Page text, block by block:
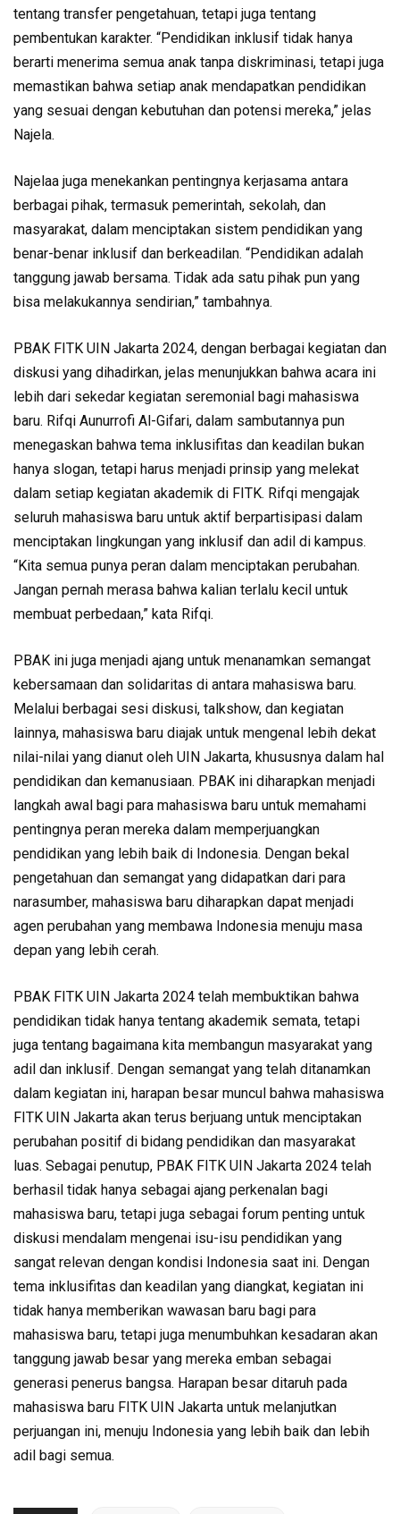
tentang transfer pengetahuan, tetapi juga tentang
pembentukan karakter. “Pendidikan inklusif tidak hanya
berarti menerima semua anak tanpa diskriminasi, tetapi juga
memastikan bahwa setiap anak mendapatkan pendidikan
yang sesuai dengan kebutuhan dan potensi mereka,” jelas
Najela.
Najelaa juga menekankan pentingnya kerjasama antara
berbagai pihak, termasuk pemerintah, sekolah, dan
masyarakat, dalam menciptakan sistem pendidikan yang
benar-benar inklusif dan berkeadilan. “Pendidikan adalah
tanggung jawab bersama. Tidak ada satu pihak pun yang
bisa melakukannya sendirian,” tambahnya.
PBAK FITK UIN Jakarta 2024, dengan berbagai kegiatan dan
diskusi yang dihadirkan, jelas menunjukkan bahwa acara ini
lebih dari sekedar kegiatan seremonial bagi mahasiswa
baru. Rifqi Aunurrofi Al-Gifari, dalam sambutannya pun
menegaskan bahwa tema inklusifitas dan keadilan bukan
hanya slogan, tetapi harus menjadi prinsip yang melekat
dalam setiap kegiatan akademik di FITK. Rifqi mengajak
seluruh mahasiswa baru untuk aktif berpartisipasi dalam
menciptakan lingkungan yang inklusif dan adil di kampus.
“Kita semua punya peran dalam menciptakan perubahan.
Jangan pernah merasa bahwa kalian terlalu kecil untuk
membuat perbedaan,” kata Rifqi.
PBAK ini juga menjadi ajang untuk menanamkan semangat
kebersamaan dan solidaritas di antara mahasiswa baru.
Melalui berbagai sesi diskusi, talkshow, dan kegiatan
lainnya, mahasiswa baru diajak untuk mengenal lebih dekat
nilai-nilai yang dianut oleh UIN Jakarta, khususnya dalam hal
pendidikan dan kemanusiaan. PBAK ini diharapkan menjadi
langkah awal bagi para mahasiswa baru untuk memahami
pentingnya peran mereka dalam memperjuangkan
pendidikan yang lebih baik di Indonesia. Dengan bekal
pengetahuan dan semangat yang didapatkan dari para
narasumber, mahasiswa baru diharapkan dapat menjadi
agen perubahan yang membawa Indonesia menuju masa
depan yang lebih cerah.
PBAK FITK UIN Jakarta 2024 telah membuktikan bahwa
pendidikan tidak hanya tentang akademik semata, tetapi
juga tentang bagaimana kita membangun masyarakat yang
adil dan inklusif. Dengan semangat yang telah ditanamkan
dalam kegiatan ini, harapan besar muncul bahwa mahasiswa
FITK UIN Jakarta akan terus berjuang untuk menciptakan
perubahan positif di bidang pendidikan dan masyarakat
luas. Sebagai penutup, PBAK FITK UIN Jakarta 2024 telah
berhasil tidak hanya sebagai ajang perkenalan bagi
mahasiswa baru, tetapi juga sebagai forum penting untuk
diskusi mendalam mengenai isu-isu pendidikan yang
sangat relevan dengan kondisi Indonesia saat ini. Dengan
tema inklusifitas dan keadilan yang diangkat, kegiatan ini
tidak hanya memberikan wawasan baru bagi para
mahasiswa baru, tetapi juga menumbuhkan kesadaran akan
tanggung jawab besar yang mereka emban sebagai
generasi penerus bangsa. Harapan besar ditaruh pada
mahasiswa baru FITK UIN Jakarta untuk melanjutkan
perjuangan ini, menuju Indonesia yang lebih baik dan lebih
adil bagi semua.